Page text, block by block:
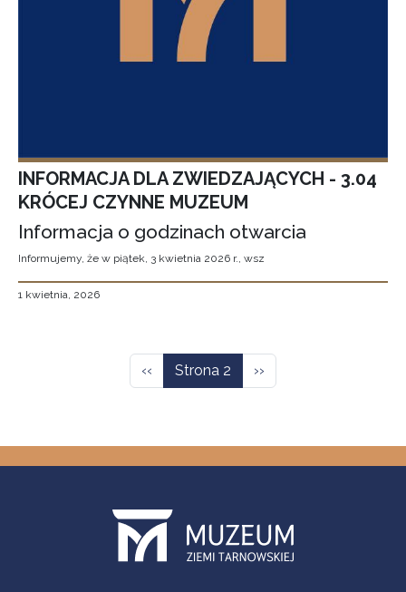
INFORMACJA DLA ZWIEDZAJĄCYCH - 3.04
KRÓCEJ CZYNNE MUZEUM
Informacja o godzinach otwarcia
Informujemy, że w piątek, 3 kwietnia 2026 r., wsz
1 kwietnia, 2026
Poprzednia strona
‹‹ Strona 2 Następna strona
››